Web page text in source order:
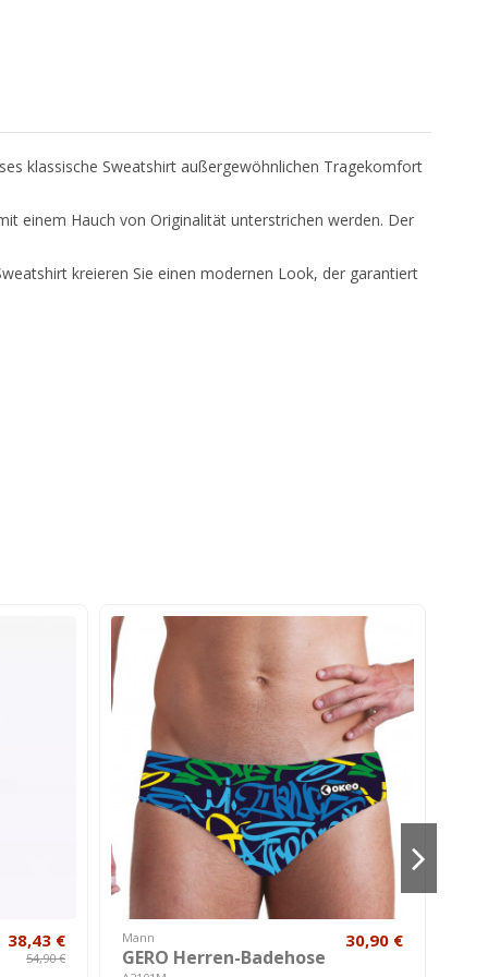
klassische Sweatshirt außergewöhnlichen Tragekomfort
einem Hauch von Originalität unterstrichen werden. Der
kreieren Sie einen modernen Look, der garantiert
38,43 €
54,90 €
Mann
GERO Herren-Badehose
30,90 €